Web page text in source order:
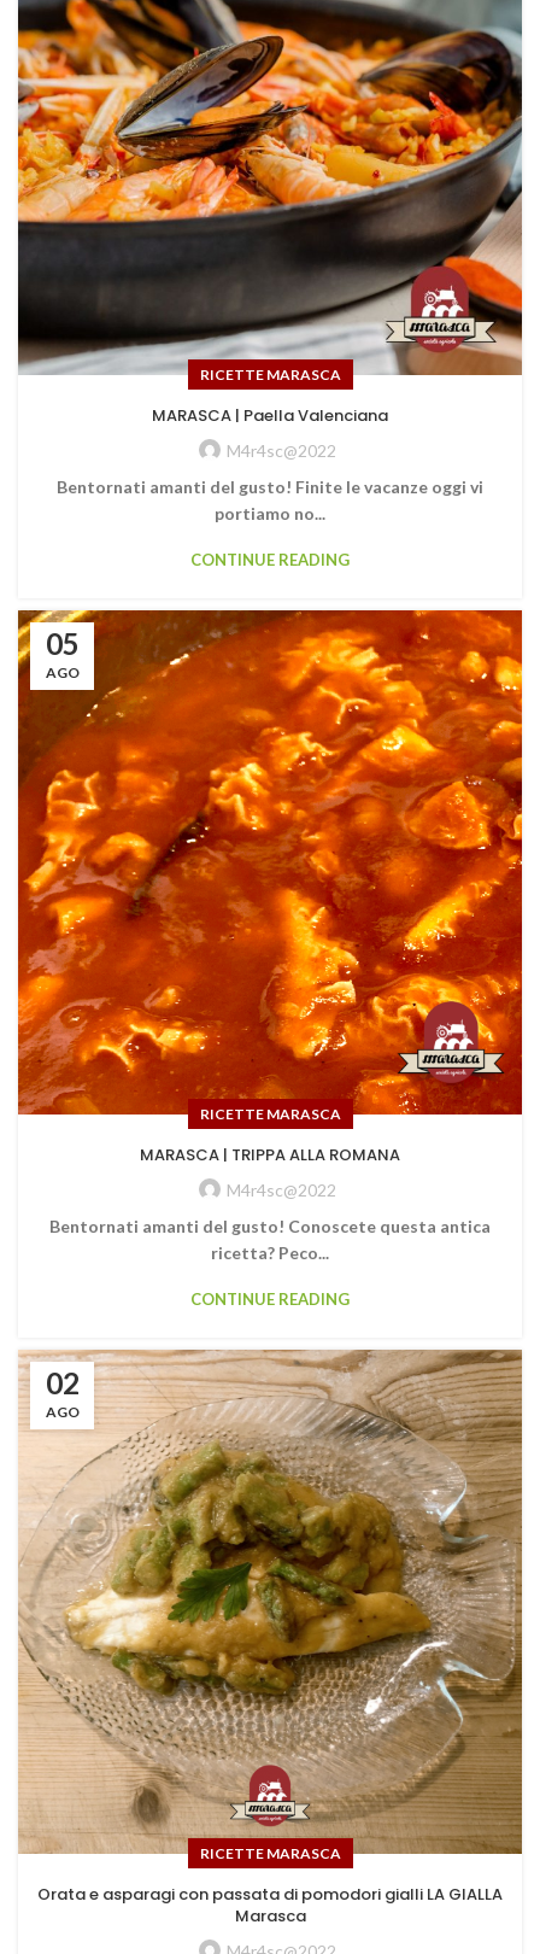
RICETTE MARASCA
MARASCA | Paella Valenciana
M4r4sc@2022
Bentornati amanti del gusto! Finite le vacanze oggi vi
portiamo no...
CONTINUE READING
05
AGO
RICETTE MARASCA
MARASCA | TRIPPA ALLA ROMANA
M4r4sc@2022
Bentornati amanti del gusto! Conoscete questa antica
ricetta? Peco...
CONTINUE READING
02
AGO
RICETTE MARASCA
Orata e asparagi con passata di pomodori gialli LA GIALLA
Marasca